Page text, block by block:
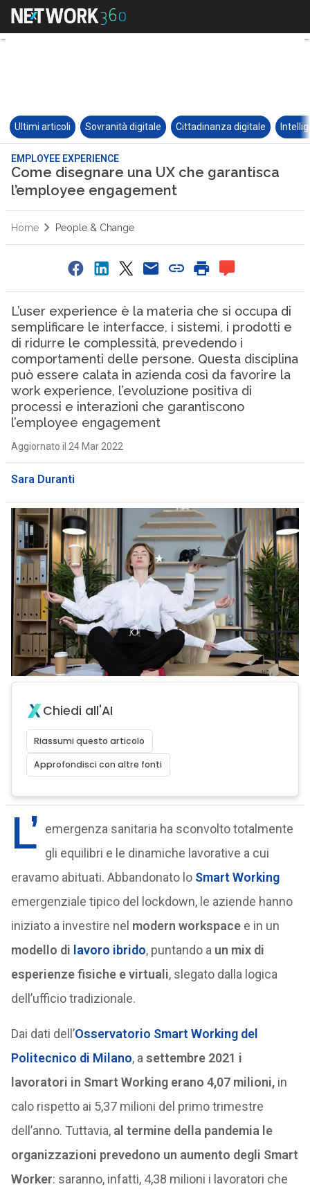
Ultimi articoli Sovranità digitale Cittadinanza digitale
EMPLOYEE EXPERIENCE
Come disegnare una UX che garantisca
l’employee engagement
Home People & Change
L’user experience è la materia che si occupa di
semplificare le interfacce, i sistemi, i prodotti e
di ridurre le complessità, prevedendo i
comportamenti delle persone. Questa disciplina
può essere calata in azienda così da favorire la
work experience, l’evoluzione positiva di
processi e interazioni che garantiscono
l’employee engagement
Aggiornato il 24 Mar 2022
Sara Duranti
Chiedi all'AI
Riassumi questo articolo
Approfondisci con altre fonti
L’ emergenza sanitaria ha sconvolto totalmente
gli equilibri e le dinamiche lavorative a cui
eravamo abituati. Abbandonato lo Smart Working
emergenziale tipico del lockdown, le aziende hanno
iniziato a investire nel modern workspacee in un
modello di lavoro ibrido, puntando a un mix di
esperienze fisiche e virtuali, slegato dalla logica
dell’ufficio tradizionale.
Dai dati dell’Osservatorio Smart Working del
Politecnico di Milano, a settembre 2021 i
lavoratori in Smart Working erano 4,07 milioni,in
calo rispetto ai 5,37 milioni del primo trimestre
dell’anno. Tuttavia, al termine della pandemia le
organizzazioni prevedono un aumento degli Smart
Worker: saranno, infatti, 4,38 milioni i lavoratori che